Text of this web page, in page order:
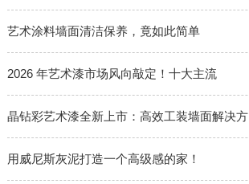
艺术涂料墙面清洁保养，竟如此简单
2026 年艺术漆市场风向敲定！十大主流
晶钻彩艺术漆全新上市：高效工装墙面解决方
用威尼斯灰泥打造一个高级感的家！